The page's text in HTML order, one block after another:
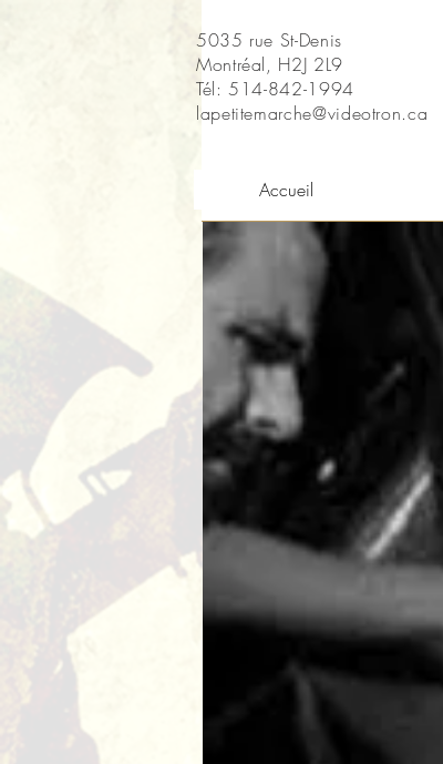
5035 rue St-Denis
Montréal, H2J 2L9
Tél: 514-842-1994
lapetitemarche@videotron.ca
Accueil